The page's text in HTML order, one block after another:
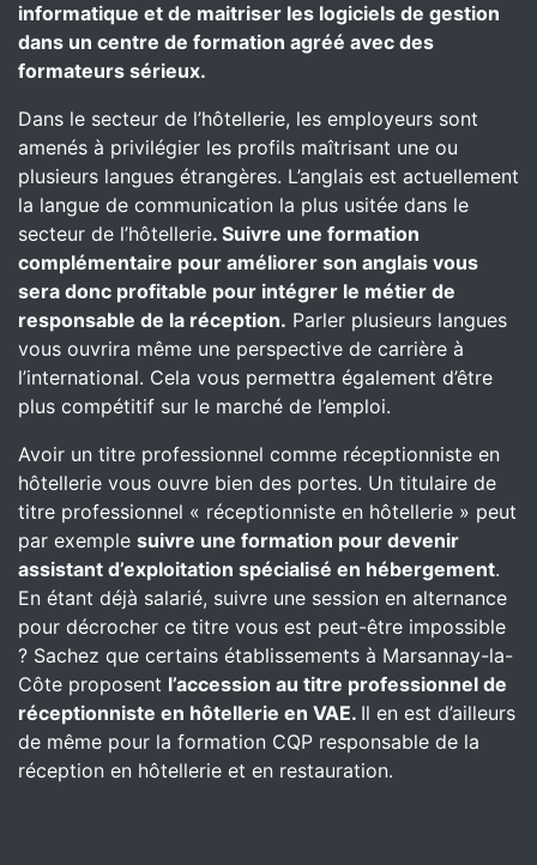
informatique et de maitriser les logiciels de gestion
dans un centre de formation agréé avec des
formateurs sérieux.
Dans le secteur de l’hôtellerie, les employeurs sont
amenés à privilégier les profils maîtrisant une ou
plusieurs langues étrangères. L’anglais est actuellement
la langue de communication la plus usitée dans le
secteur de l’hôtellerie. Suivre une formation
complémentaire pour améliorer son anglais vous
sera donc profitable pour intégrer le métier de
responsable de la réception. Parler plusieurs langues
vous ouvrira même une perspective de carrière à
l’international. Cela vous permettra également d’être
plus compétitif sur le marché de l’emploi.
Avoir un titre professionnel comme réceptionniste en
hôtellerie vous ouvre bien des portes. Un titulaire de
titre professionnel « réceptionniste en hôtellerie » peut
par exemple suivre une formation pour devenir
assistant d’exploitation spécialisé en hébergement.
En étant déjà salarié, suivre une session en alternance
pour décrocher ce titre vous est peut-être impossible
? Sachez que certains établissements à Marsannay-la-
Côte proposent l’accession au titre professionnel de
réceptionniste en hôtellerie en VAE. Il en est d’ailleurs
de même pour la formation CQP responsable de la
réception en hôtellerie et en restauration.